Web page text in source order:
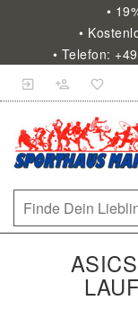
•
•
• Telefon: